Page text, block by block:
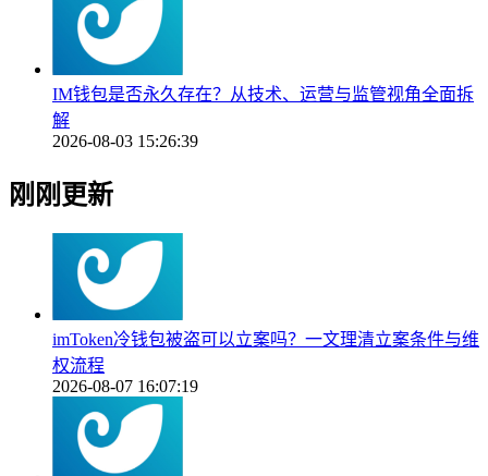
IM钱包是否永久存在？从技术、运营与监管视角全面拆
解
2026-08-03 15:26:39
刚刚更新
imToken冷钱包被盗可以立案吗？一文理清立案条件与维
权流程
2026-08-07 16:07:19